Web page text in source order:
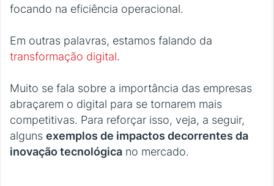
focando na eficiência operacional.
Em outras palavras, estamos falando da
transformação digital.
Muito se fala sobre a importância das empresas
abraçarem o digital para se tornarem mais
competitivas. Para reforçar isso, veja, a seguir,
alguns exemplos de impactos decorrentes da
inovação tecnológica no mercado.